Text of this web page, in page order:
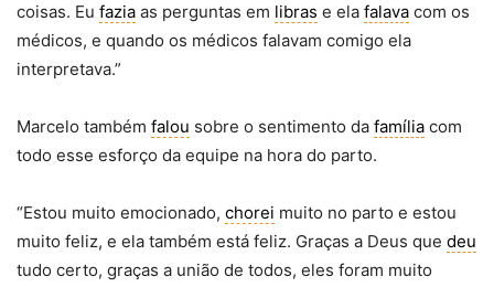
coisas. Eu fazia as perguntas em libras e ela falava com os
médicos, e quando os médicos falavam comigo ela
interpretava.”
Marcelo também falou sobre o sentimento da família com
todo esse esforço da equipe na hora do parto.
“Estou muito emocionado, chorei muito no parto e estou
muito feliz, e ela também está feliz. Graças a Deus que deu
tudo certo, graças a união de todos, eles foram muito